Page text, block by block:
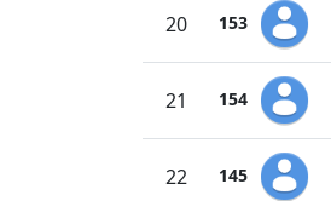
20 153
21 154
22 145